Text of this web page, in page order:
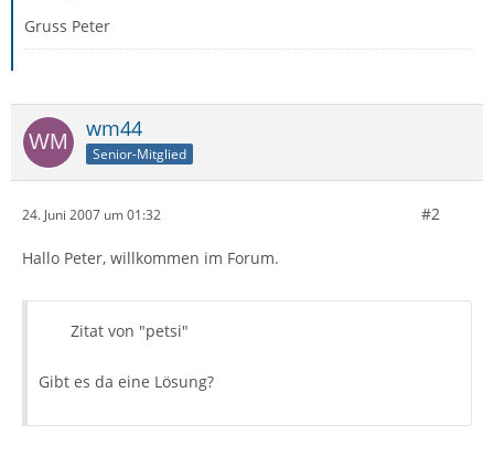
Gruss Peter
wm44
Senior-Mitglied
24. Juni 2007 um 01:32 #2
Hallo Peter, willkommen im Forum.
Zitat von "petsi"
Gibt es da eine Lösung?